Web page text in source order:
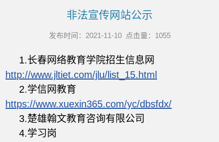
非法宣传网站公示
发布时间：2021-11-10 点击量： 1055
1.长春网络教育学院招生信息网
http://www.jltiet.com/jlu/list_15.html
2.学信网教育
https://www.xuexin365.com/yc/dbsfdx/
3.楚雄翰文教育咨询有限公司
4.学习岗